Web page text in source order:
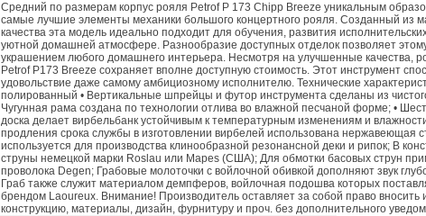
Средний по размерам корпус рояля Petrof P 173 Chipp Breeze уникальным
самые лучшие элементы механики большого концертного рояля. Созданный из
качества эта модель идеально подходит для обучения, развития
уютной домашней атмосфере. Разнообразие доступных отделок позволяет
украшением любого домашнего интерьера. Несмотря на улучшенные качества,
Petrof P173 Breeze сохраняет вполне доступную стоимость. Этот инструмент
удовольствие даже самому амбициозному исполнителю. Технические
полированный • Вертикальные шпрейцы и футор инструмента сделаны из
Чугунная рама создана по технологии отлива во влажной песчаной форме; •
доска делает вирбельбанк устойчивым к температурным изменениям и
продления срока службы в изготовлении вирбелей использована нержавеющая
используется для производства клинообразной резонансной деки и рипок; В
струны немецкой марки Roslau или Mapes (США); Для обмотки басовых струн
проволока Degen; Грабовые молоточки с войлочной обивкой дополняют звук
Граб также служит материалом демпферов, войлочная подошва которых
брендом Laoureux. Внимание! Производитель оставляет за собой право вносить
конструкцию, материалы, дизайн, фурнитуру и проч. без дополнительного